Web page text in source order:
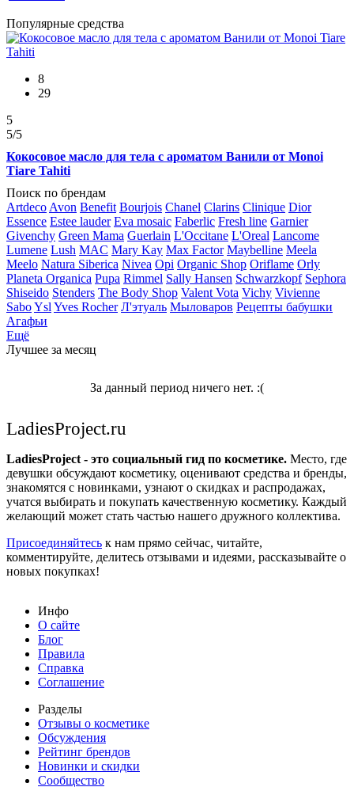
Популярные средства
8
29
5
5/5
Кокосовое масло для тела с ароматом Ванили от Monoi
Tiare Tahiti
Поиск по брендам
Artdeco Avon Benefit Bourjois Chanel Clarins Clinique Dior
Essence Estee lauder Eva mosaic Faberlic Fresh line Garnier
Givenchy Green Mama Guerlain L'Occitane L'Oreal Lancome
Lumene Lush MAC Mary Kay Max Factor Maybelline Meela
Meelo Natura Siberica Nivea Opi Organic Shop Oriflame Orly
Planeta Organica Pupa Rimmel Sally Hansen Schwarzkopf Sephora
Shiseido Stenders The Body Shop Valent Vota Vichy Vivienne
SaboYsl Yves Rocher Л'этуаль Мыловаров Рецепты бабушки
Агафьи
Ещё
Лучшее за месяц
За данный период ничего нет. :(
LadiesProject.ru
LadiesProject - это социальный гид по косметике. Место, где
девушки обсуждают косметику, оценивают средства и бренды,
знакомятся с новинками, узнают о скидках и распродажах,
учатся выбирать и покупать качественную косметику. Каждый
желающий может стать частью нашего дружного коллектива.
Присоединяйтесь к нам прямо сейчас, читайте,
комментируйте, делитесь отзывами и идеями, рассказывайте о
новых покупках!
Инфо
О сайте
Блог
Правила
Справка
Соглашение
Разделы
Отзывы о косметике
Обсуждения
Рейтинг брендов
Новинки и скидки
Сообщество